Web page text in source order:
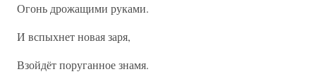
Огонь дрожащими руками.
И вспыхнет новая заря,
Взойдёт поруганное знамя.